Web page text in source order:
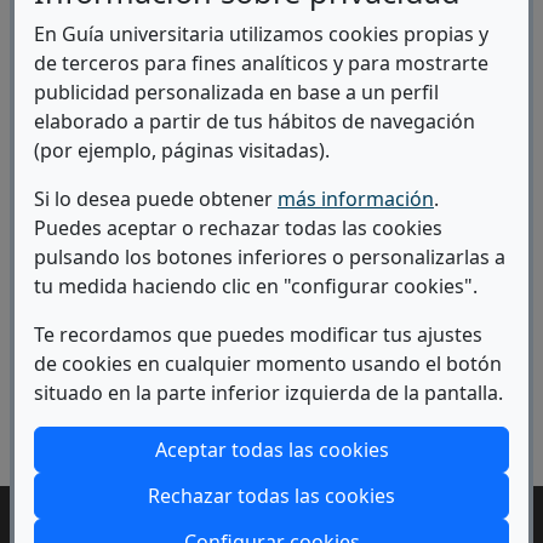
En Guía universitaria utilizamos cookies propias y
de terceros para fines analíticos y para mostrarte
publicidad personalizada en base a un perfil
elaborado a partir de tus hábitos de navegación
(por ejemplo, páginas visitadas).
Si lo desea puede obtener más información.
Puedes aceptar o rechazar todas las cookies
pulsando los botones inferiores o personalizarlas a
tu medida haciendo clic en "configurar cookies".
Te recordamos que puedes modificar tus ajustes
de cookies en cualquier momento usando el botón
situado en la parte inferior izquierda de la pantalla.
Aceptar todas las cookies
Rechazar todas las cookies
y Tecnológico de
Cantabria
C/ Isabel Torres,
21
de estudios
Campus(abre
INFORMACIÓN Y RECURSOS